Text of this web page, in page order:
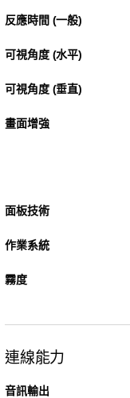
反應時間 (一般)
可視角度 (水平)
可視角度 (垂直)
畫面增強
面板技術
作業系統
霧度
連線能力
音訊輸出